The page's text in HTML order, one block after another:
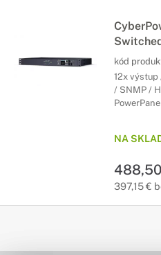
kód
12x výstup
/ SNMP /
NA
397,15 €